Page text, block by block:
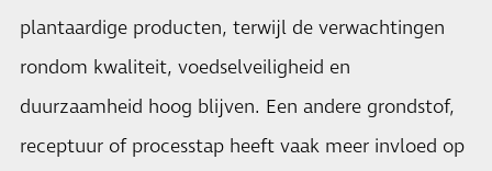
plantaardige producten, terwijl de verwachtingen
rondom kwaliteit, voedselveiligheid en
duurzaamheid hoog blijven. Een andere grondstof,
receptuur of processtap heeft vaak meer invloed op